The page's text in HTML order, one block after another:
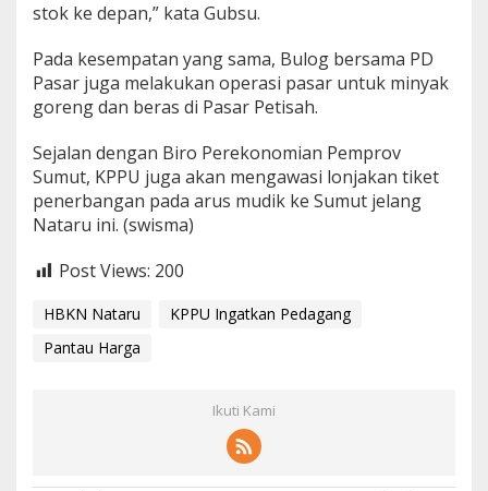
stok ke depan,” kata Gubsu.
Pada kesempatan yang sama, Bulog bersama PD
Pasar juga melakukan operasi pasar untuk minyak
goreng dan beras di Pasar Petisah.
Sejalan dengan Biro Perekonomian Pemprov
Sumut, KPPU juga akan mengawasi lonjakan tiket
penerbangan pada arus mudik ke Sumut jelang
Nataru ini. (swisma)
Post Views: 200
HBKN Nataru
KPPU Ingatkan Pedagang
Pantau Harga
Ikuti Kami